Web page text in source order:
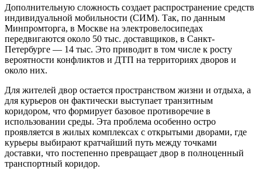
Дополнительную сложность создает распространение средств
индивидуальной мобильности (СИМ). Так, по данным
Минпромторга, в Москве на электровелосипедах
передвигаются около 50 тыс. доставщиков, в Санкт-
Петербурге — 14 тыс. Это приводит в том числе к росту
вероятности конфликтов и ДТП на территориях дворов и
около них.
Для жителей двор остается пространством жизни и отдыха, а
для курьеров он фактически выступает транзитным
коридором, что формирует базовое противоречие в
использовании среды. Эта проблема особенно остро
проявляется в жилых комплексах с открытыми дворами, где
курьеры выбирают кратчайший путь между точками
доставки, что постепенно превращает двор в полноценный
транспортный коридор.